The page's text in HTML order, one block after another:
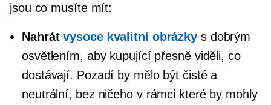
jsou co musíte mít:
Nahrátvysoce kvalitníobrázky s dobrým
osvětlením, aby kupující přesně viděli, co
dostávají. Pozadí by mělo být čisté a
neutrální, bez ničeho v rámci které by mohly